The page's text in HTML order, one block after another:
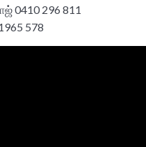
0410 296 811
578